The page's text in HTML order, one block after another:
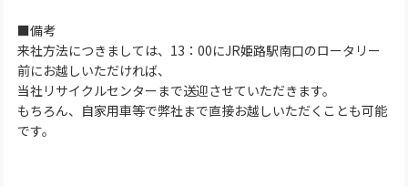
■備考
来社方法につきましては、13：00にJR姫路駅南口のロータリー
前にお越しいただければ、
当社リサイクルセンターまで送迎させていただきます。
もちろん、自家用車等で弊社まで直接お越しいただくことも可能
です。